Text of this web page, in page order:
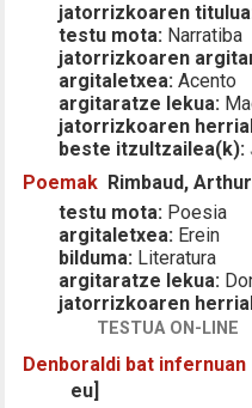
jatorrizkoaren
testu mota: Narratiba
jatorrizkoaren
argitaletxea: Acento
argitaratze lekua:
jatorrizkoaren
beste itzultzailea(k):
Poemak Rimbaud, Arthur
testu mota: Poesia
argitaletxea: Erein
bilduma: Literatura
argitaratze lekua:
jatorrizkoaren
TESTUA ON-LINE
Denboraldi bat infernuan
eu]